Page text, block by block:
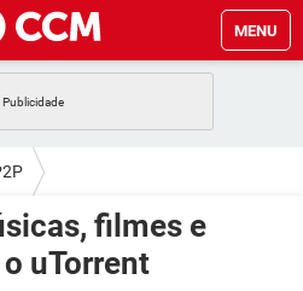
MENU
EXCEL
GMAIL
FACEBOOK
WHATSAPP
filmes e
uTorrent